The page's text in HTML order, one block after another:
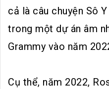
cả là câu chuyện Sô
trong một dự án âm
Grammy vào năm
Cụ thể, năm 2022,